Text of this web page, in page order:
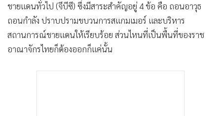
ชายแดนทั่วไป (จีบีซี) ซึ่งมีสาระสำคัญอยู่ 4 ข้อ คือ ถอนอาวุธ
ถอนกำลัง ปราบปรามขบวนการสแกมเมอร์ และบริหาร
สถานการณ์ชายแดนให้เรียบร้อย ส่วนไหนที่เป็นพื้นที่ของราช
อาณาจักรไทยก็ต้องออกก็แค่นั้น